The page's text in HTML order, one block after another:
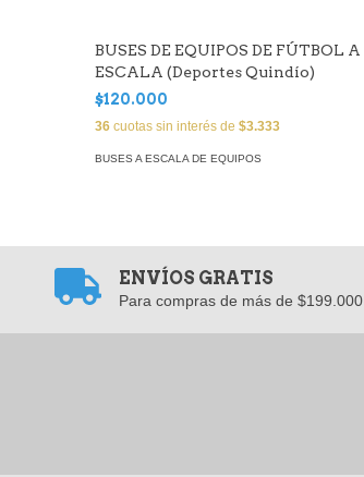
BUSES DE EQUIPOS DE FÚTBOL A
ESCALA (Deportes Quindío)
$120.000
36 cuotas sin interés de $3.333
BUSES A ESCALA DE EQUIPOS
ENVÍOS GRATIS
Para compras de más de $199.000